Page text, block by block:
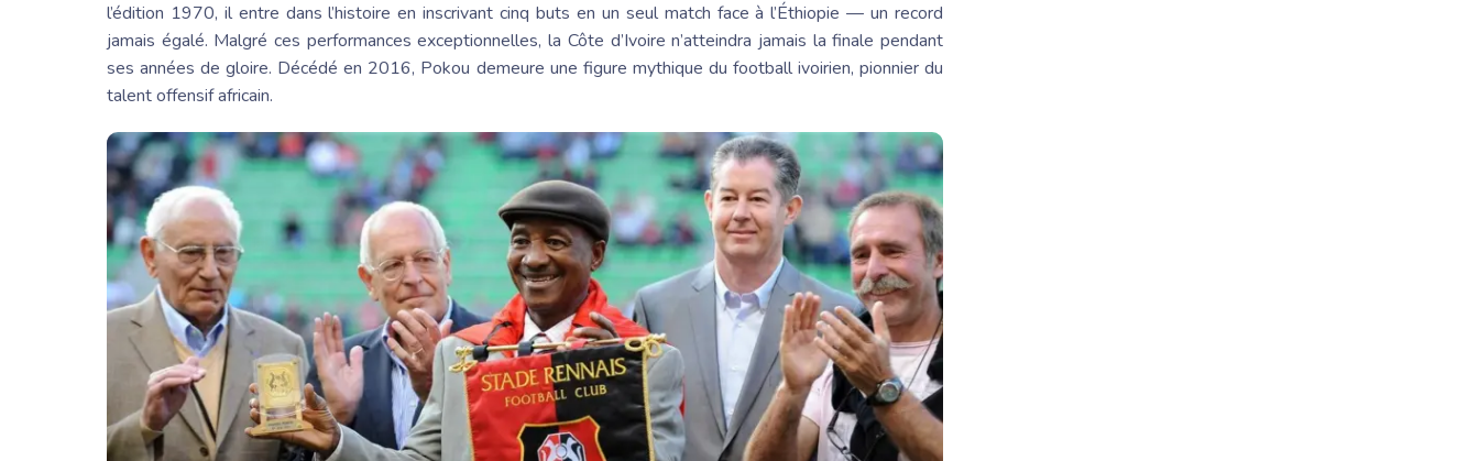
l’édition 1970, il entre dans l’histoire en inscrivant cinq buts en un seul match face à l’Éthiopie — un record
jamais égalé. Malgré ces performances exceptionnelles, la Côte d’Ivoire n’atteindra jamais la finale pendant
ses années de gloire. Décédé en 2016, Pokou demeure une figure mythique du football ivoirien, pionnier du
talent offensif africain.